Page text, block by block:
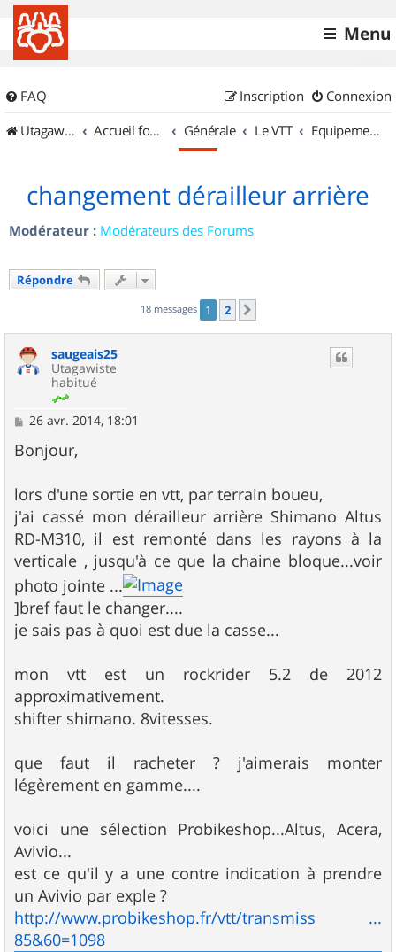
Menu
FAQ Connexion
Inscription
UtagawaVTT (Randos VTT et VTTAE avec traces GPS)
Accueil forum Générale Le VTT Equipements et Accessoires
changement dérailleur arrière
Modérateur : Modérateurs des Forums
Répondre
18 messages 1 2
saugeais25
Utagawiste
habitué
M
s
s
g
e
26 avr. 2014, 18:01
Bonjour,
lors d'une sortie en vtt, par terrain boueu,
j'ai cassé mon dérailleur arrière Shimano Altus
RD-M310, il est remonté dans les rayons à la
verticale , jusqu'à ce que la chaine bloque...voir
photo jointe ...
]bref faut le changer....
je sais pas à quoi est due la casse...
mon vtt est un rockrider 5.2 de 2012
approximativement.
shifter shimano. 8vitesses.
que faut il racheter ? j'aimerais monter
légèrement en gamme....
voici une sélection Probikeshop...Altus, Acera,
Avivio...
est ce qu'il y a une contre indication à prendre
un Avivio par exple ?
http://www.probikeshop.fr/vtt/transmiss ...
85&60=1098